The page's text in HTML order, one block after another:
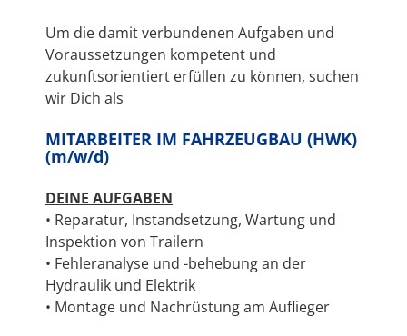
Um die damit verbundenen Aufgaben und
Voraussetzungen kompetent und
zukunftsorientiert erfüllen zu können, suchen
wir Dich als
MITARBEITER IM FAHRZEUGBAU (HWK)
(m/w/d)
DEINE AUFGABEN
• Reparatur, Instandsetzung, Wartung und
Inspektion von Trailern
• Fehleranalyse und -behebung an der
Hydraulik und Elektrik
• Montage und Nachrüstung am Auflieger